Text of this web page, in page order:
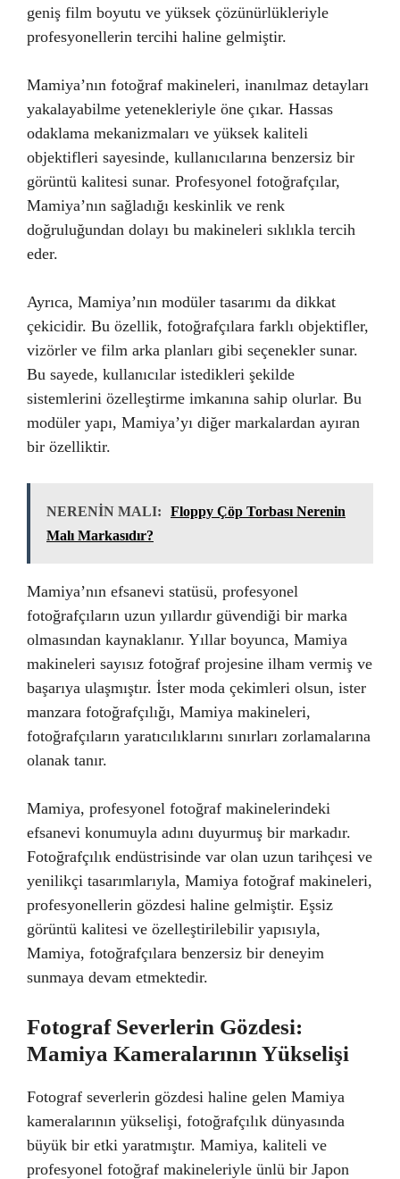
geniş film boyutu ve yüksek çözünürlükleriyle
profesyonellerin tercihi haline gelmiştir.
Mamiya’nın fotoğraf makineleri, inanılmaz detayları
yakalayabilme yetenekleriyle öne çıkar. Hassas
odaklama mekanizmaları ve yüksek kaliteli
objektifleri sayesinde, kullanıcılarına benzersiz bir
görüntü kalitesi sunar. Profesyonel fotoğrafçılar,
Mamiya’nın sağladığı keskinlik ve renk
doğruluğundan dolayı bu makineleri sıklıkla tercih
eder.
Ayrıca, Mamiya’nın modüler tasarımı da dikkat
çekicidir. Bu özellik, fotoğrafçılara farklı objektifler,
vizörler ve film arka planları gibi seçenekler sunar.
Bu sayede, kullanıcılar istedikleri şekilde
sistemlerini özelleştirme imkanına sahip olurlar. Bu
modüler yapı, Mamiya’yı diğer markalardan ayıran
bir özelliktir.
NERENİN MALI:
Floppy Çöp Torbası Nerenin
Malı Markasıdır?
Mamiya’nın efsanevi statüsü, profesyonel
fotoğrafçıların uzun yıllardır güvendiği bir marka
olmasından kaynaklanır. Yıllar boyunca, Mamiya
makineleri sayısız fotoğraf projesine ilham vermiş ve
başarıya ulaşmıştır. İster moda çekimleri olsun, ister
manzara fotoğrafçılığı, Mamiya makineleri,
fotoğrafçıların yaratıcılıklarını sınırları zorlamalarına
olanak tanır.
Mamiya, profesyonel fotoğraf makinelerindeki
efsanevi konumuyla adını duyurmuş bir markadır.
Fotoğrafçılık endüstrisinde var olan uzun tarihçesi ve
yenilikçi tasarımlarıyla, Mamiya fotoğraf makineleri,
profesyonellerin gözdesi haline gelmiştir. Eşsiz
görüntü kalitesi ve özelleştirilebilir yapısıyla,
Mamiya, fotoğrafçılara benzersiz bir deneyim
sunmaya devam etmektedir.
Fotograf Severlerin Gözdesi:
Mamiya Kameralarının Yükselişi
Fotograf severlerin gözdesi haline gelen Mamiya
kameralarının yükselişi, fotoğrafçılık dünyasında
büyük bir etki yaratmıştır. Mamiya, kaliteli ve
profesyonel fotoğraf makineleriyle ünlü bir Japon